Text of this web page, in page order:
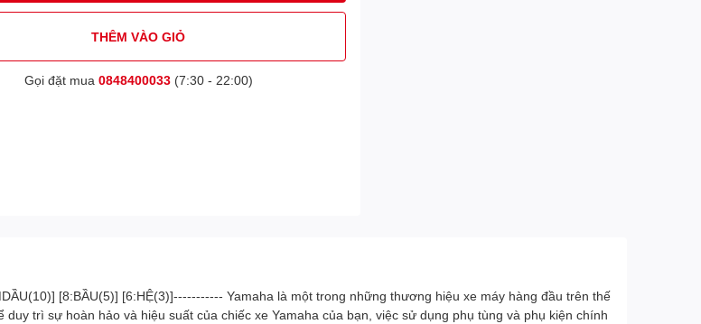
THÊM VÀO GIỎ
Gọi đặt mua 0848400033(7:30 - 22:00)
[8:BẦU(5)] [6:HỆ(3)]----------- Yamaha là một trong những thương hiệu xe máy hàng đầu trên thế
trì sự hoàn hảo và hiệu suất của chiếc xe Yamaha của bạn, việc sử dụng phụ tùng và phụ kiện chính